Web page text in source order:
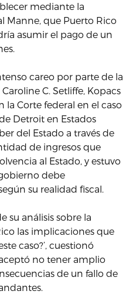
mediante la
Manne, que Puerto Rico
asumir el pago de un
careo por parte de la
C. Setliffe, Kopacs
la Corte federal en el caso
Detroit en Estados
del Estado a través de
de ingresos que
al Estado, y estuvo
debe
su realidad fiscal.
su análisis sobre la
las implicaciones que
caso?’, cuestionó
no tener amplio
de un fallo de